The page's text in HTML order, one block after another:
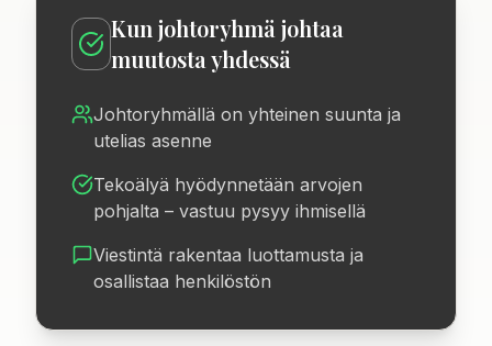
Kun johtoryhmä johtaa
muutosta yhdessä
Johtoryhmällä on yhteinen suunta ja
utelias asenne
Tekoälyä hyödynnetään arvojen
pohjalta – vastuu pysyy ihmisellä
Viestintä rakentaa luottamusta ja
osallistaa henkilöstön